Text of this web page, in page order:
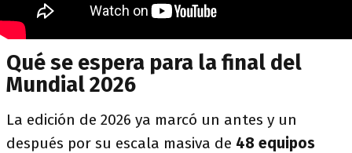
Qué se espera para la final del
Mundial 2026
La edición de 2026 ya marcó un antes y un
después por su escala masiva de 48 equipos